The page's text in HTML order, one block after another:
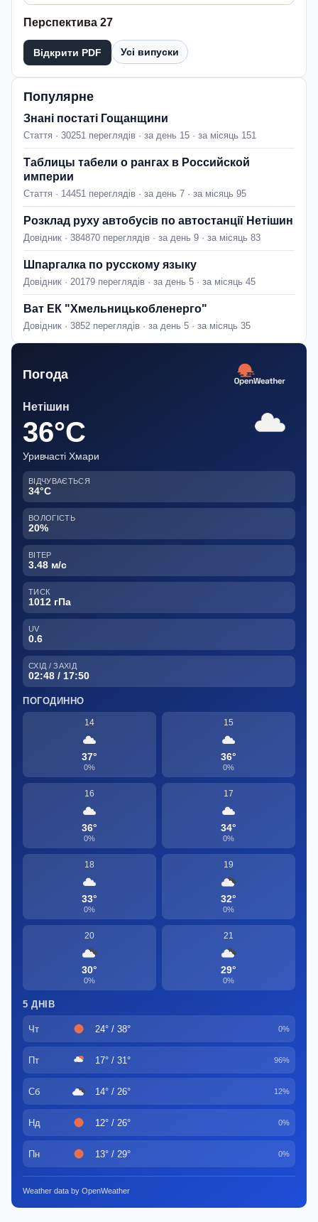
Перспектива 27
Відкрити PDF Усі випуски
Популярне
Знані постаті Гощанщини
Стаття · 30251 переглядів · за день 15 · за місяць 151
Таблицы табели о рангах в Российской
империи
Стаття · 14451 переглядів · за день 7 · за місяць 95
Розклад руху автобусів по автостанції Нетішин
Довідник · 384870 переглядів · за день 9 · за місяць 83
Шпаргалка по русскому языку
Довідник · 20179 переглядів · за день 5 · за місяць 45
Ват ЕК "Хмельницькобленерго"
Довідник · 3852 переглядів · за день 5 · за місяць 35
Погода
Нетішин
36°C
Уривчасті Хмари
ВІДЧУВАЄТЬСЯ
34°C
ВОЛОГІСТЬ
20%
ВІТЕР
3.48 м/с
ТИСК
1012 гПа
UV
0.6
СХІД / ЗАХІД
02:48 / 17:50
ПОГОДИННО
14
37°
0%
15
36°
0%
16
36°
0%
17
34°
0%
18
33°
0%
19
32°
0%
20
30°
0%
21
29°
0%
5 ДНІВ
Чт 24° / 38° 0%
Пт 17° / 31° 96%
Сб 14° / 26° 12%
Нд 12° / 26° 0%
Пн 13° / 29° 0%
Weather data by OpenWeather